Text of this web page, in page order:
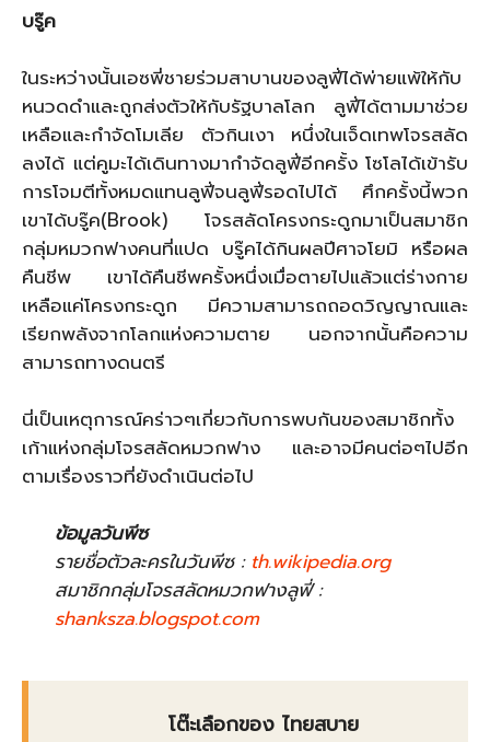
บรู๊ค
ในระหว่างนั้นเอซพี่ชายร่วมสาบานของลูฟี่ได้พ่ายแพ้ให้กับ
หนวดดำและถูกส่งตัวให้กับรัฐบาลโลก ลูฟี่ได้ตามมาช่วย
เหลือและกำจัดโมเลีย ตัวกินเงา หนึ่งในเจ็ดเทพโจรสลัด
ลงได้ แต่คูมะได้เดินทางมากำจัดลูฟี่อีกครั้ง โซโลได้เข้ารับ
การโจมตีทั้งหมดแทนลูฟี่จนลูฟี่รอดไปได้ ศึกครั้งนี้พวก
เขาได้บรู๊ค(Brook) โจรสลัดโครงกระดูกมาเป็นสมาชิก
กลุ่มหมวกฟางคนที่แปด บรู๊คได้กินผลปีศาจโยมิ หรือผล
คืนชีพ เขาได้คืนชีพครั้งหนึ่งเมื่อตายไปแล้วแต่ร่างกาย
เหลือแค่โครงกระดูก มีความสามารถถอดวิญญาณและ
เรียกพลังจากโลกแห่งความตาย นอกจากนั้นคือความ
สามารถทางดนตรี
นี่เป็นเหตุการณ์คร่าวๆเกี่ยวกับการพบกันของสมาชิกทั้ง
เก้าแห่งกลุ่มโจรสลัดหมวกฟาง และอาจมีคนต่อๆไปอีก
ตามเรื่องราวที่ยังดำเนินต่อไป
ข้อมูลวันพีซ
รายชื่อตัวละครในวันพีซ : th.wikipedia.org
สมาชิกกลุ่มโจรสลัดหมวกฟางลูฟี่ :
shanksza.blogspot.com
โต๊ะเลือกของ ไทยสบาย